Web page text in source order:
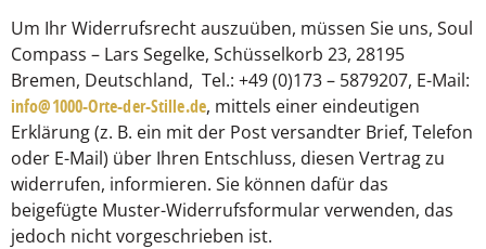
Um Ihr Widerrufsrecht auszuüben, müssen Sie uns, Soul
Compass – Lars Segelke, Schüsselkorb 23, 28195
Bremen, Deutschland, Tel.: +49 (0)173 – 5879207, E-Mail:
info@1000-Orte-der-Stille.de, mittels einer eindeutigen
Erklärung (z. B. ein mit der Post versandter Brief, Telefon
oder E-Mail) über Ihren Entschluss, diesen Vertrag zu
widerrufen, informieren. Sie können dafür das
beigefügte Muster-Widerrufsformular verwenden, das
jedoch nicht vorgeschrieben ist.